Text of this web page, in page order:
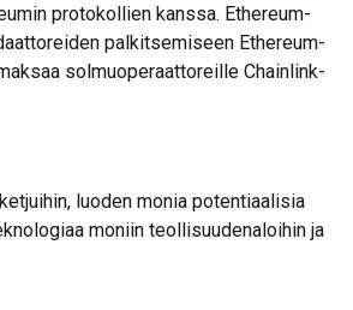
protokollien kanssa. Ethereum-
palkitsemiseen Ethereum-
solmuoperaattoreille Chainlink-
luoden monia potentiaalisia
moniin teollisuudenaloihin ja